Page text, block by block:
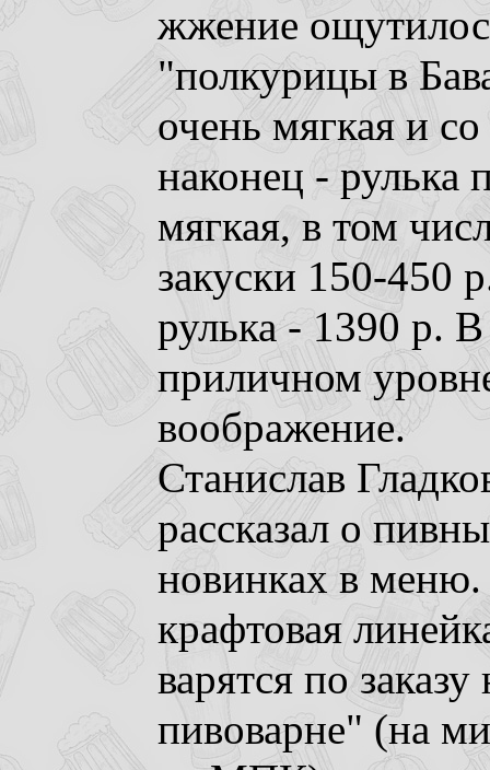
жжение
"полкурицы в
очень мягкая и
наконец - рулька
мягкая, в том
закуски 150-450
рулька - 1390 р.
приличном
воображение.
Станислав
рассказал о
новинках в меню.
крафтовая
варятся по
пивоварне" (на